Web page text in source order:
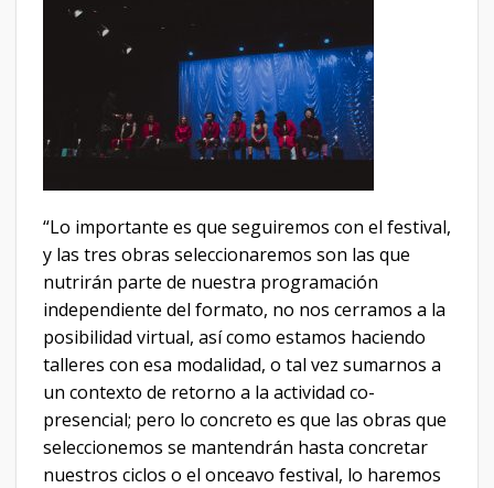
“Lo importante es que seguiremos con el festival,
y las tres obras seleccionaremos son las que
nutrirán parte de nuestra programación
independiente del formato, no nos cerramos a la
posibilidad virtual, así como estamos haciendo
talleres con esa modalidad, o tal vez sumarnos a
un contexto de retorno a la actividad co-
presencial; pero lo concreto es que las obras que
seleccionemos se mantendrán hasta concretar
nuestros ciclos o el onceavo festival, lo haremos